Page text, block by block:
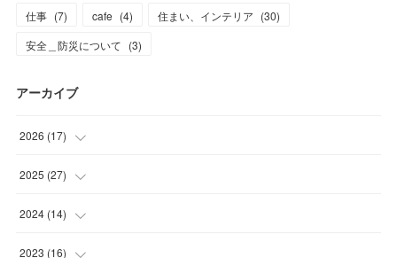
仕事 (7) cafe (4) 住まい、インテリア (30)
安全＿防災について (3)
アーカイブ
2026 (17)
(2
(1
(6
2025 (27)
(1
(4
2024 (14)
(3
2023 (16)